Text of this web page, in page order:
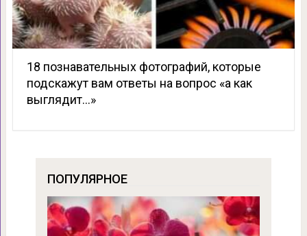
18 познавательных фотографий, которые
подскажут вам ответы на вопрос «а как
выглядит…»
ПОПУЛЯРНОЕ